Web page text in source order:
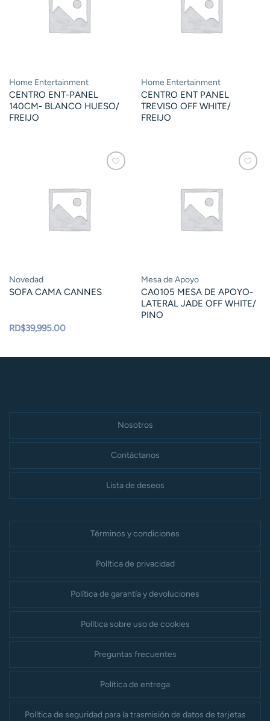
Home Entertainment
CENTRO ENT-PANEL
140CM- BLANCO HUESO/
FREIJO
Home Entertainment
CENTRO ENT PANEL
TREVISO OFF WHITE/
FREIJO
Novedad
SOFA CAMA CANNES
RD$39,995.00
Mesa de Apoyo
CA0105 MESA DE APOYO-
LATERAL JADE OFF WHITE/
PINO
Nosotros
Contáctanos
Lista de deseos
Términos y condiciones
Política de privacidad
Política de garantía y devoluciones
Política sobre uso de cookies
Preguntas frecuentes
Política de entrega
Política de seguridad para la trasmisión de datos de tarjetas